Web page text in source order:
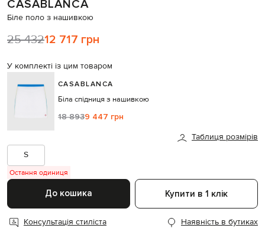
CASABLANCA
Біле поло з нашивкою
25 43212 717 грн
У комплекті із цим товаром
CASABLANCA
Біла спідниця з нашивкою
18 8939 447 грн
Таблиця розмірів
S
Остання одиниця
До кошика Купити в 1 клік
Консультація стиліста Наявність в бутиках